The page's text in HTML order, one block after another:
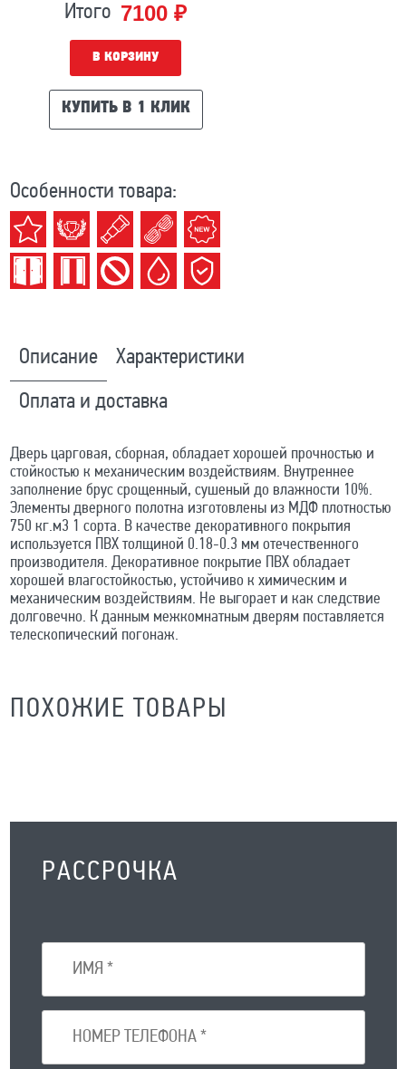
Итого 7100 ₽
В КОРЗИНУ
КУПИТЬ В 1 КЛИК
Особенности товара:
Описание Характеристики
Оплата и доставка
Дверь царговая, сборная, обладает хорошей прочностью и
стойкостью к механическим воздействиям. Внутреннее
заполнение брус срощенный, сушеный до влажности 10%.
Элементы дверного полотна изготовлены из МДФ плотностью
750 кг.м3 1 сорта. В качестве декоративного покрытия
используется ПВХ толщиной 0.18-0.3 мм отечественного
производителя. Декоративное покрытие ПВХ обладает
хорошей влагостойкостью, устойчиво к химическим и
механическим воздействиям. Не выгорает и как следствие
долговечно. К данным межкомнатным дверям поставляется
телескопический погонаж.
ПОХОЖИЕ ТОВАРЫ
РАССРОЧКА